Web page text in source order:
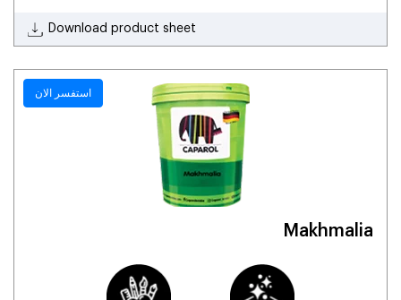
Download product sheet
استفسر الان
Makhmalia